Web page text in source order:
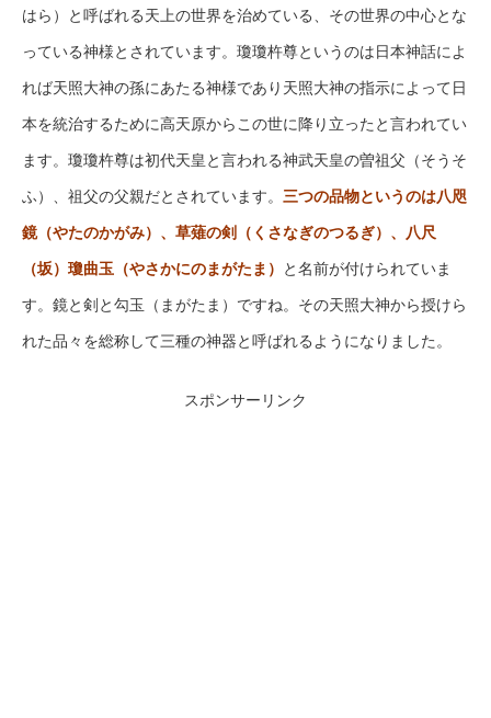
はら）と呼ばれる天上の世界を治めている、その世界の中心とな
っている神様とされています。瓊瓊杵尊というのは日本神話によ
れば天照大神の孫にあたる神様であり天照大神の指示によって日
本を統治するために高天原からこの世に降り立ったと言われてい
ます。瓊瓊杵尊は初代天皇と言われる神武天皇の曽祖父（そうそ
ふ）、祖父の父親だとされています。 三つの品物というのは八咫
鏡（やたのかがみ）、草薙の剣（くさなぎのつるぎ）、八尺
（坂）瓊曲玉（やさかにのまがたま） と名前が付けられていま
す。鏡と剣と勾玉（まがたま）ですね。その天照大神から授けら
れた品々を総称して三種の神器と呼ばれるようになりました。
スポンサーリンク